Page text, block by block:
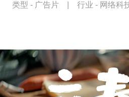
类型 - 广告片 行业 - 网络科